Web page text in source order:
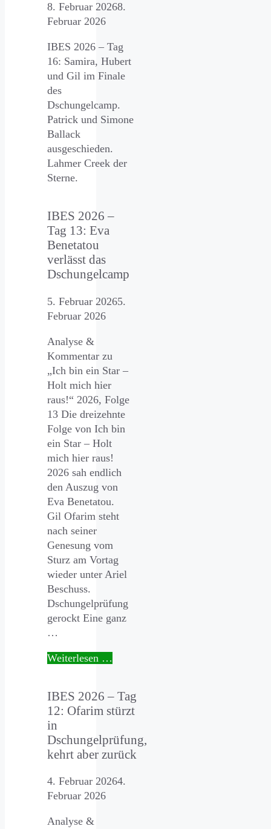
8. Februar 20268.
Februar 2026
IBES 2026 – Tag
16: Samira, Hubert
und Gil im Finale
des
Dschungelcamp.
Patrick und Simone
Ballack
ausgeschieden.
Lahmer Creek der
Sterne.
IBES 2026 –
Tag 13: Eva
Benetatou
verlässt das
Dschungelcamp
5. Februar 20265.
Februar 2026
Analyse &
Kommentar zu
„Ich bin ein Star –
Holt mich hier
raus!“ 2026, Folge
13 Die dreizehnte
Folge von Ich bin
ein Star – Holt
mich hier raus!
2026 sah endlich
den Auszug von
Eva Benetatou.
Gil Ofarim steht
nach seiner
Genesung vom
Sturz am Vortag
wieder unter Ariel
Beschuss.
Dschungelprüfung
gerockt Eine ganz
…
Weiterlesen …
IBES 2026 – Tag
12: Ofarim stürzt
in
Dschungelprüfung,
kehrt aber zurück
4. Februar 20264.
Februar 2026
Analyse &